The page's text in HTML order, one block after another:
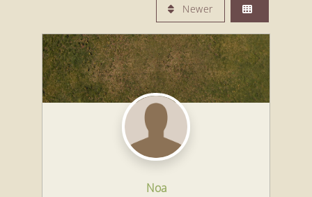
Newer
Noa